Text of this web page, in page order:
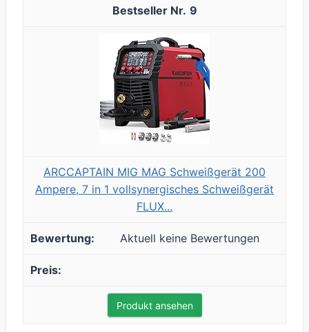
9
ARCCAPTAIN MIG MAG Schweißgerät 200
Ampere, 7 in 1 vollsynergisches Schweißgerät
FLUX...
Aktuell keine Bewertungen
Produkt ansehen